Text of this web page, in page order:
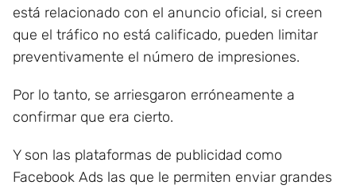
está relacionado con el anuncio oficial, si creen
que el tráfico no está calificado, pueden limitar
preventivamente el número de impresiones.
Por lo tanto, se arriesgaron erróneamente a
confirmar que era cierto.
Y son las plataformas de publicidad como
Facebook Ads las que le permiten enviar grandes